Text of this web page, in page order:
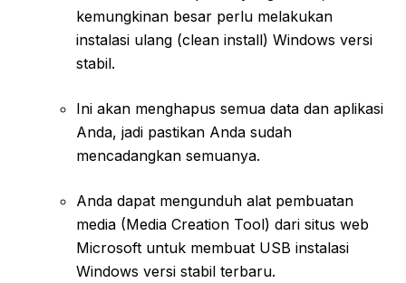
kemungkinan besar perlu melakukan
instalasi ulang (clean install) Windows versi
stabil.
Ini akan menghapus semua data dan aplikasi
Anda, jadi pastikan Anda sudah
mencadangkan semuanya.
Anda dapat mengunduh alat pembuatan
media (Media Creation Tool) dari situs web
Microsoft untuk membuat USB instalasi
Windows versi stabil terbaru.